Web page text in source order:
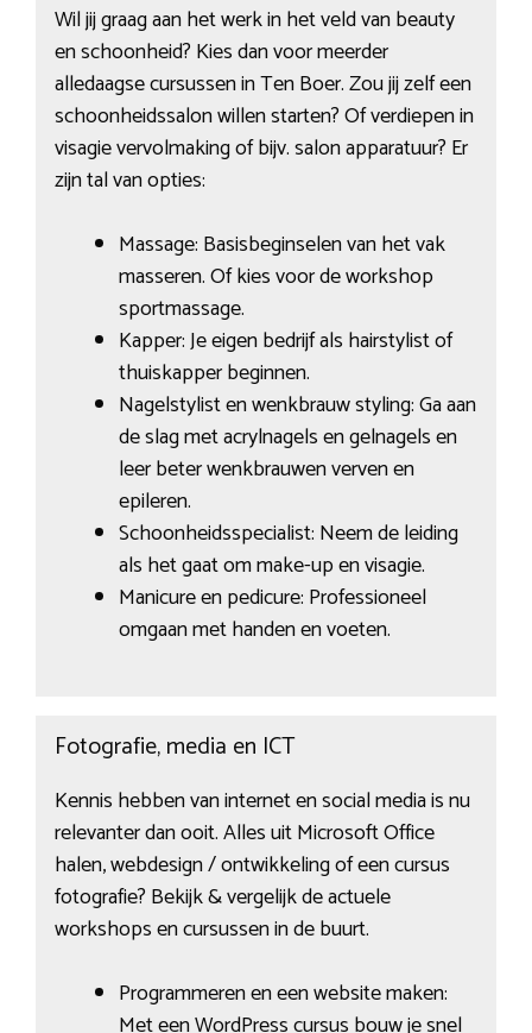
Wil jij graag aan het werk in het veld van beauty
en schoonheid? Kies dan voor meerder
alledaagse cursussen in Ten Boer. Zou jij zelf een
schoonheidssalon willen starten? Of verdiepen in
visagie vervolmaking of bijv. salon apparatuur? Er
zijn tal van opties:
Massage: Basisbeginselen van het vak
masseren. Of kies voor de workshop
sportmassage.
Kapper: Je eigen bedrijf als hairstylist of
thuiskapper beginnen.
Nagelstylist en wenkbrauw styling: Ga aan
de slag met acrylnagels en gelnagels en
leer beter wenkbrauwen verven en
epileren.
Schoonheidsspecialist: Neem de leiding
als het gaat om make-up en visagie.
Manicure en pedicure: Professioneel
omgaan met handen en voeten.
Fotografie, media en ICT
Kennis hebben van internet en social media is nu
relevanter dan ooit. Alles uit Microsoft Office
halen, webdesign / ontwikkeling of een cursus
fotografie? Bekijk & vergelijk de actuele
workshops en cursussen in de buurt.
Programmeren en een website maken: